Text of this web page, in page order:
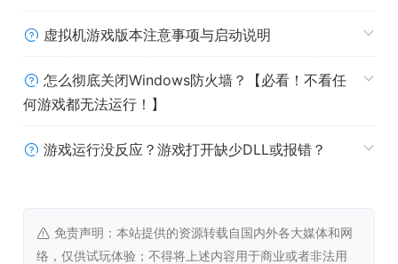
可怕的怪物。
与掩体中的NPC互动。
2至6人在线合作。
系统需求
虚拟机游戏版本注意事项与启动说明
怎么彻底关闭Windows防火墙？【必看！不看任
何游戏都无法运行！】
游戏运行没反应？游戏打开缺少DLL或报错？
免责声明：本站提供的资源转载自国内外各大媒体和网
络，仅供试玩体验；不得将上述内容用于商业或者非法用